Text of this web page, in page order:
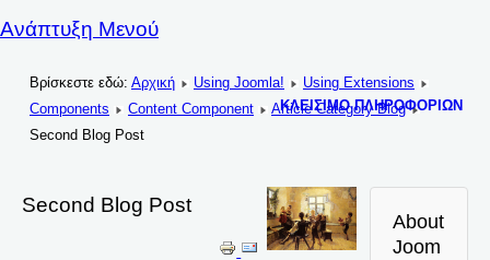
Ανάπτυξη Μενού
Βρίσκεστε εδώ: Αρχική Using Joomla!
Using Extensions
Components
Content Component
Article Category Blog
Second Blog Post
Second Blog Post
ΚΛΕΊΣΙΜΟ ΠΛΗΡΟΦΟΡΙΏΝ
About
Joom